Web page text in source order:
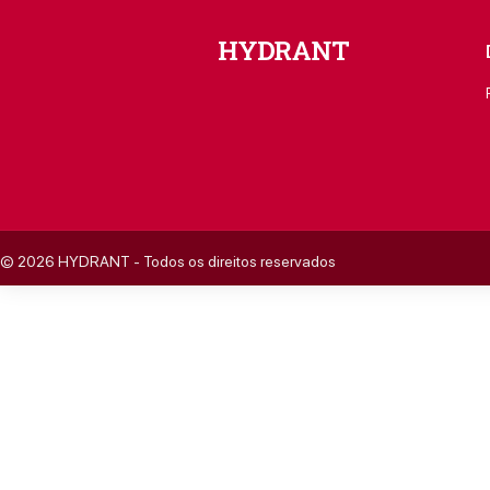
© 2026 HYDRANT - Todos os direitos reservados